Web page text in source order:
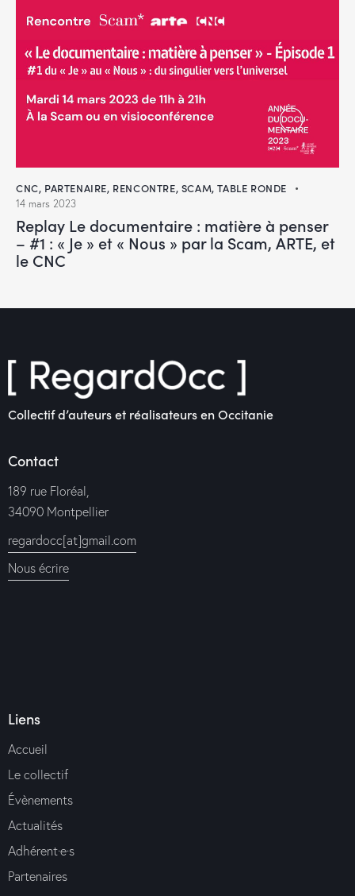
CNC, PARTENAIRE, RENCONTRE, SCAM,TABLE RONDE
14 mars 2023
Replay Le documentaire : matière à penser
– #1 : « Je » et « Nous » par la Scam, ARTE, et
le CNC
Collectif d’auteurs et réalisateurs en Occitanie
Contact
189 rue Floréal,
34090 Montpellier
regardocc[at]gmail.com
Nous écrire
Liens
Accueil
Le collectif
Évènements
Actualités
Adhérent·e·s
Partenaires